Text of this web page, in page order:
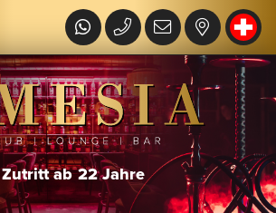
Zutritt ab 22 Jahre